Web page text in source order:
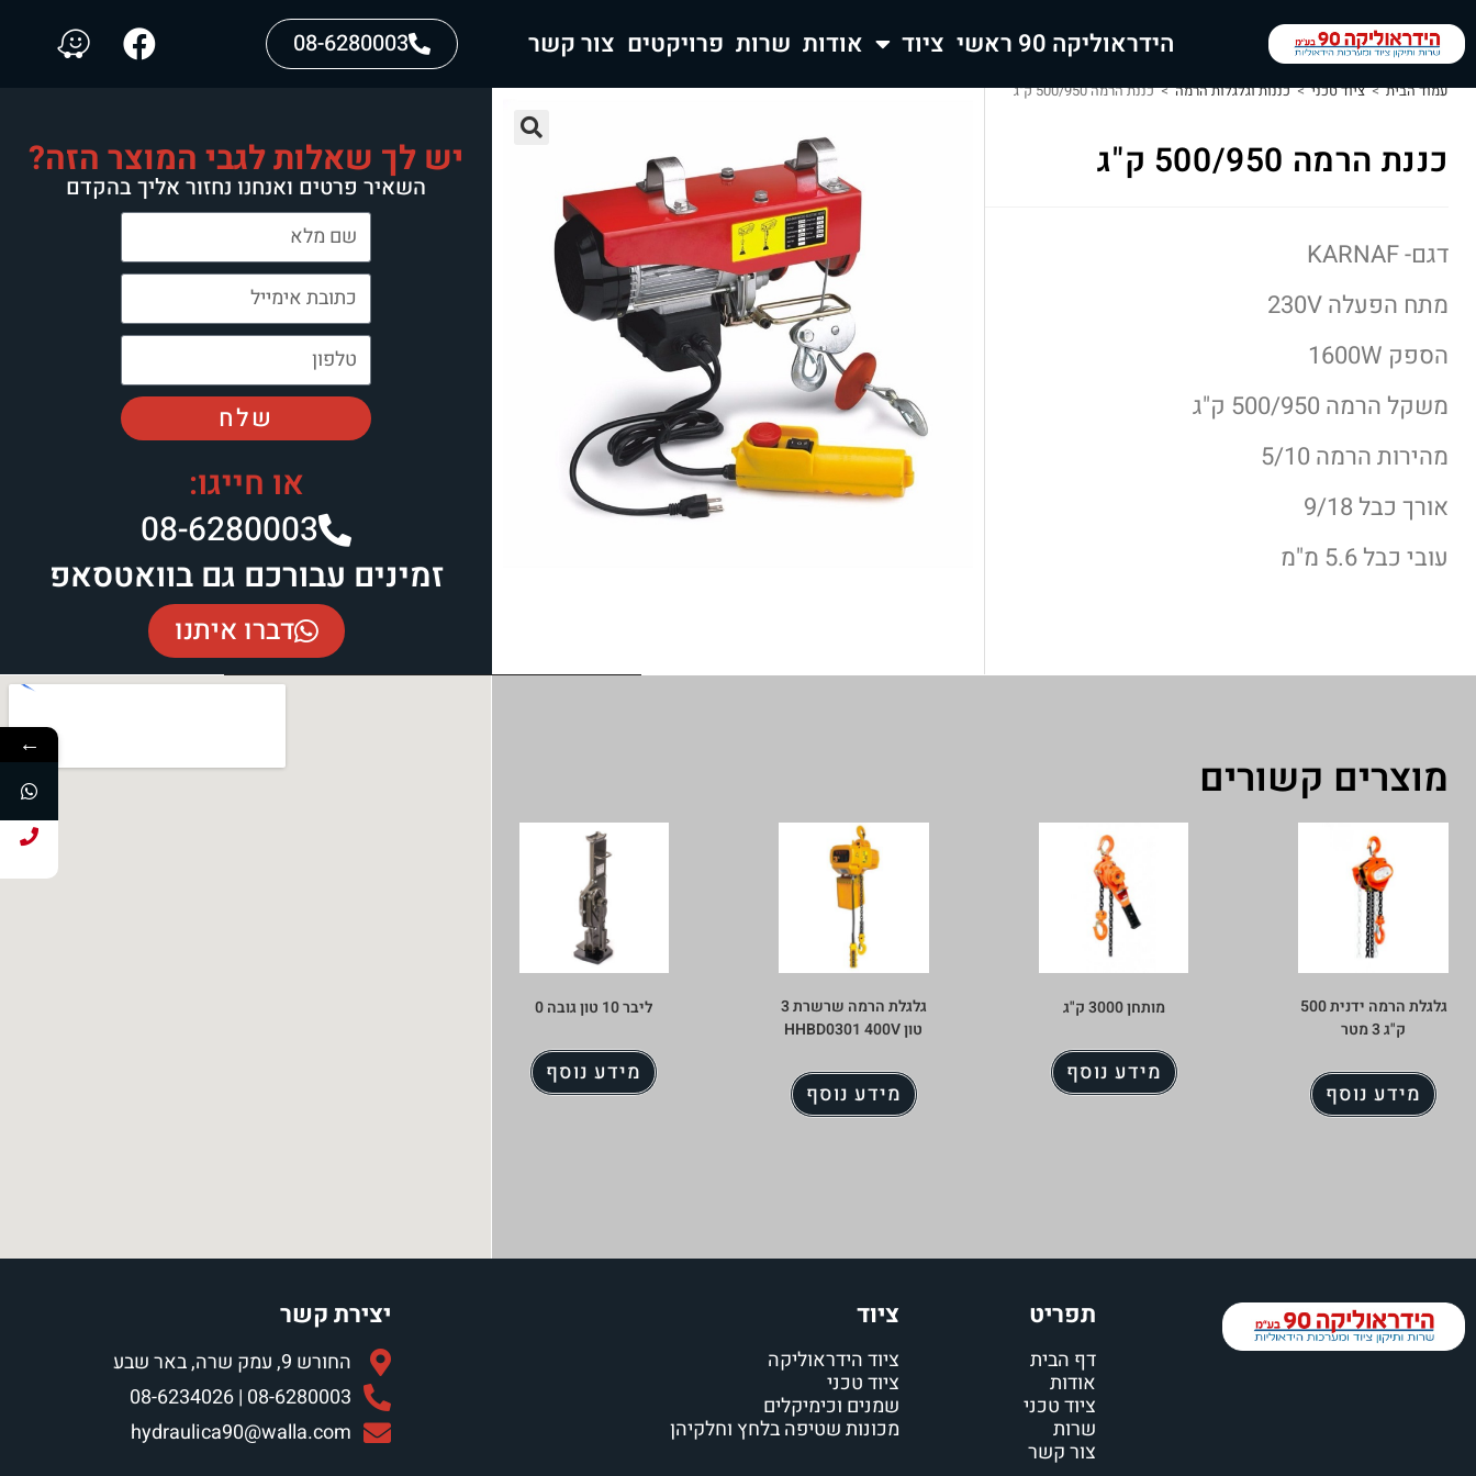
הידראוליקה 90 ראשי ציוד אודות שרות פרויקטים צור קשר 08-6280003
עמוד הבית > ציוד טכני > כננות וגלגלות הרמה > כננת הרמה 500/950 ק"ג
כננת הרמה 500/950 ק"ג
דגם- KARNAF
מתח הפעלה 230V
הספק 1600W
משקל הרמה 500/950 ק"ג
מהירות הרמה 5/10
אורך כבל 9/18
עובי כבל 5.6 מ"מ
יש לך שאלות לגבי המוצר הזה?
השאיר פרטים ואנחנו נחזור אליך בהקדם
שלח
או חייגו:
08-6280003​
זמינים עבורכם גם בוואטסאפ
דברו איתנו
מוצרים קשורים
גלגלת הרמה ידנית 500
ק"ג 3 מטר
מידע נוסף
מותחן 3000 ק"ג
מידע נוסף
גלגלת הרמה שרשרת 3
טון HHBD0301 400V
מידע נוסף
ליבר 10 טון גובה 0
מידע נוסף
תפריט
דף הבית
אודות
ציוד טכני
שרות
צור קשר
ציוד
ציוד הידראוליקה
ציוד טכני
שמנים וכימיקלים
מכונות שטיפה בלחץ וחלקיהן
יצירת קשר
החורש 9, עמק שרה, באר שבע
08-6280003 | 08-6234026
hydraulica90@walla.com
←